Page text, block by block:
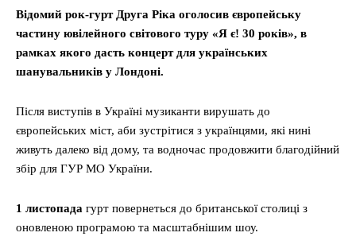
Відомий рок-гурт Друга Ріка оголосив європейську
частину ювілейного світового туру «Я є! 30 років», в
рамках якого дасть концерт для українських
шанувальників у Лондоні.
Після виступів в Україні музиканти вирушать до
європейських міст, аби зустрітися з українцями, які нині
живуть далеко від дому, та водночас продовжити благодійний
збір для ГУР МО України.
1 листопада гурт повернеться до британської столиці з
оновленою програмою та масштабнішим шоу.